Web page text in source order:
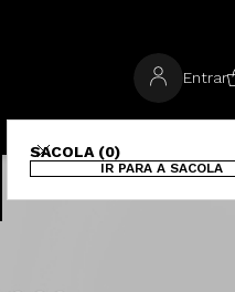
Entrar
SACOLA (0)
IR PARA A SACOLA